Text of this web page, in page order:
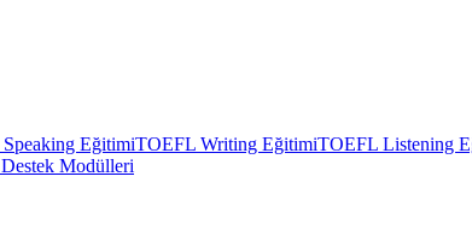
EğitimiTOEFL Writing EğitimiTOEFL Listening
Modülleri